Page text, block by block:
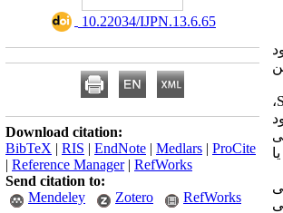
،
‎ 10.22034/IJPN.13.6.65
Download citation:
BibTeX | RIS | EndNote | Medlars | ProCite
| Reference Manager| RefWorks
Send citation to:
Mendeley
Zotero RefWorks